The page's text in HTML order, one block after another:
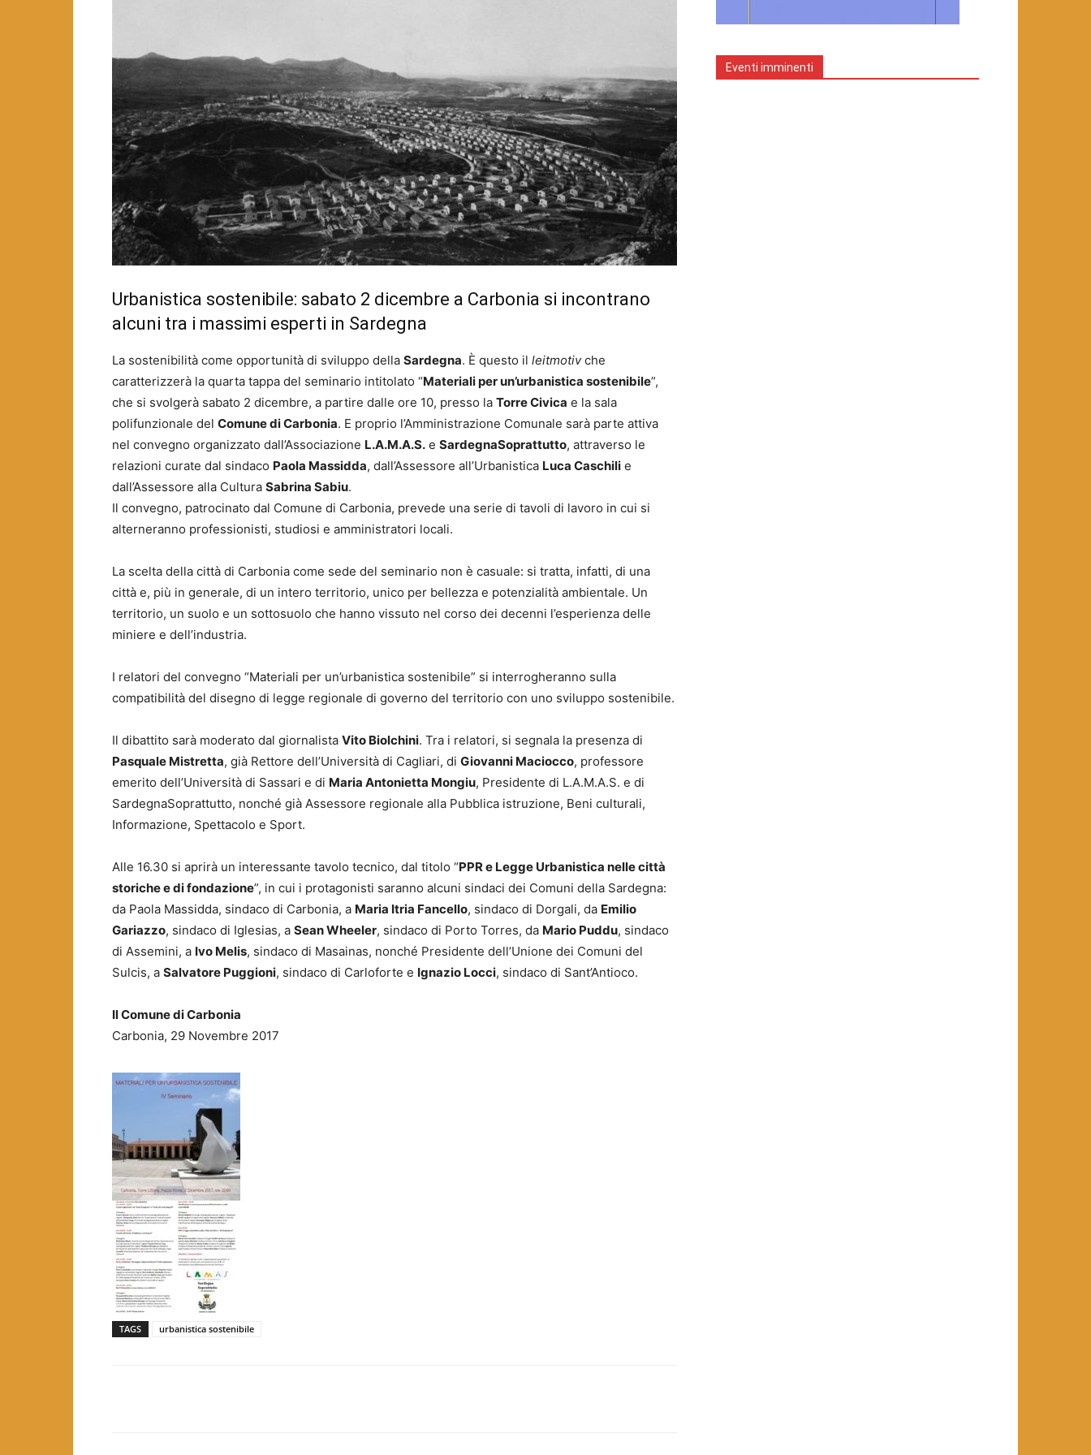
Urbanistica sostenibile: sabato 2 dicembre a Carbonia si incontrano
alcuni tra i massimi esperti in Sardegna
La sostenibilità come opportunità di sviluppo della Sardegna. È questo il leitmotivche
caratterizzerà la quarta tappa del seminario intitolato “Materiali per un’urbanistica sostenibile”,
che si svolgerà sabato 2 dicembre, a partire dalle ore 10, presso la Torre Civica e la sala
polifunzionale del Comune di Carbonia. E proprio l’Amministrazione Comunale sarà parte attiva
nel convegno organizzato dall’Associazione L.A.M.A.S. e SardegnaSoprattutto, attraverso le
relazioni curate dal sindaco Paola Massidda, dall’Assessore all’Urbanistica Luca Caschili e
dall’Assessore alla Cultura Sabrina Sabiu.
Il convegno, patrocinato dal Comune di Carbonia, prevede una serie di tavoli di lavoro in cui si
alterneranno professionisti, studiosi e amministratori locali.
La scelta della città di Carbonia come sede del seminario non è casuale: si tratta, infatti, di una
città e, più in generale, di un intero territorio, unico per bellezza e potenzialità ambientale. Un
territorio, un suolo e un sottosuolo che hanno vissuto nel corso dei decenni l’esperienza delle
miniere e dell’industria.
I relatori del convegno “Materiali per un’urbanistica sostenibile” si interrogheranno sulla
compatibilità del disegno di legge regionale di governo del territorio con uno sviluppo sostenibile.
Il dibattito sarà moderato dal giornalista Vito Biolchini. Tra i relatori, si segnala la presenza di
Pasquale Mistretta, già Rettore dell’Università di Cagliari, di Giovanni Maciocco, professore
emerito dell’Università di Sassari e di Maria Antonietta Mongiu, Presidente di L.A.M.A.S. e di
SardegnaSoprattutto, nonché già Assessore regionale alla Pubblica istruzione, Beni culturali,
Informazione, Spettacolo e Sport.
Alle 16.30 si aprirà un interessante tavolo tecnico, dal titolo “PPR e Legge Urbanistica nelle città
storiche e di fondazione”, in cui i protagonisti saranno alcuni sindaci dei Comuni della Sardegna:
da Paola Massidda, sindaco di Carbonia, a Maria Itria Fancello, sindaco di Dorgali, da Emilio
Gariazzo, sindaco di Iglesias, a Sean Wheeler, sindaco di Porto Torres, da Mario Puddu, sindaco
di Assemini, a Ivo Melis, sindaco di Masainas, nonché Presidente dell’Unione dei Comuni del
Sulcis, a Salvatore Puggioni, sindaco di Carloforte e Ignazio Locci, sindaco di Sant’Antioco.
Il Comune di Carbonia
Carbonia, 29 Novembre 2017
TAGS urbanistica sostenibile
Eventi imminenti